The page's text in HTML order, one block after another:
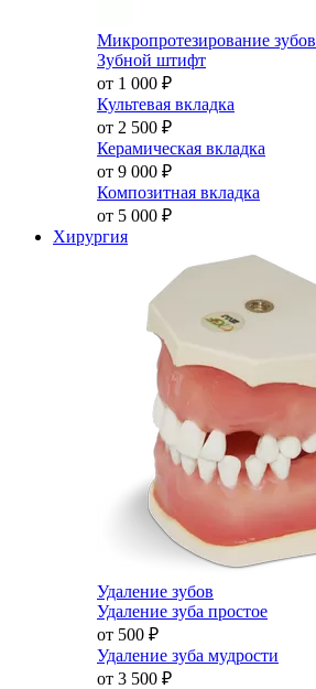
Микропротезирование зубов
Зубной штифт
от 1 000 ₽
Культевая вкладка
от 2 500 ₽
Керамическая вкладка
от 9 000 ₽
Композитная вкладка
от 5 000 ₽
Хирургия
Удаление зубов
Удаление зуба простое
от 500 ₽
Удаление зуба мудрости
от 3 500 ₽